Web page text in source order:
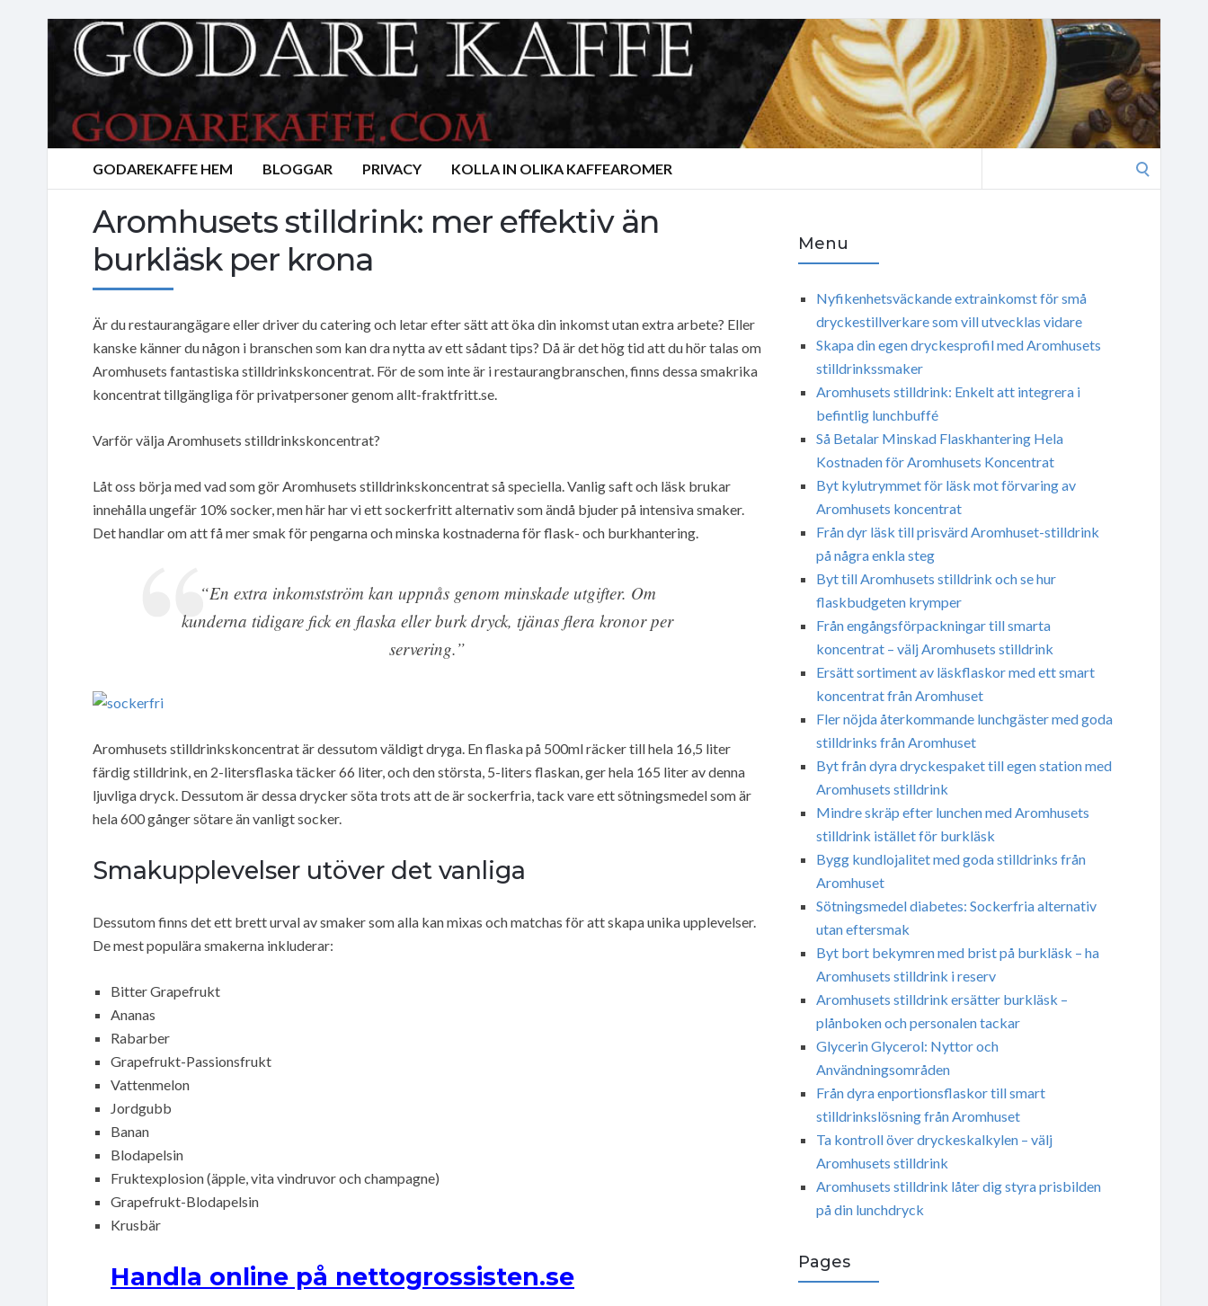
GODAREKAFFE HEM BLOGGAR PRIVACY KOLLA IN OLIKA KAFFEAROMER
Aromhusets stilldrink: mer effektiv än
burkläsk per krona
Är du restaurangägare eller driver du catering och letar efter sätt att öka din inkomst utan extra arbete? Eller
kanske känner du någon i branschen som kan dra nytta av ett sådant tips? Då är det hög tid att du hör talas om
Aromhusets fantastiska stilldrinkskoncentrat. För de som inte är i restaurangbranschen, finns dessa smakrika
koncentrat tillgängliga för privatpersoner genom allt-fraktfritt.se.
Varför välja Aromhusets stilldrinkskoncentrat?
Låt oss börja med vad som gör Aromhusets stilldrinkskoncentrat så speciella. Vanlig saft och läsk brukar
innehålla ungefär 10% socker, men här har vi ett sockerfritt alternativ som ändå bjuder på intensiva smaker.
Det handlar om att få mer smak för pengarna och minska kostnaderna för flask- och burkhantering.
“En extra inkomstström kan uppnås genom minskade utgifter. Om
kunderna tidigare fick en flaska eller burk dryck, tjänas flera kronor per
servering.”
Aromhusets stilldrinkskoncentrat är dessutom väldigt dryga. En flaska på 500ml räcker till hela 16,5 liter
färdig stilldrink, en 2-litersflaska täcker 66 liter, och den största, 5-liters flaskan, ger hela 165 liter av denna
ljuvliga dryck. Dessutom är dessa drycker söta trots att de är sockerfria, tack vare ett sötningsmedel som är
hela 600 gånger sötare än vanligt socker.
Smakupplevelser utöver det vanliga
Dessutom finns det ett brett urval av smaker som alla kan mixas och matchas för att skapa unika upplevelser.
De mest populära smakerna inkluderar:
Bitter Grapefrukt
Ananas
Rabarber
Grapefrukt-Passionsfrukt
Vattenmelon
Jordgubb
Banan
Blodapelsin
Fruktexplosion (äpple, vita vindruvor och champagne)
Grapefrukt-Blodapelsin
Krusbär
Handla online på nettogrossisten.se
Menu
Nyfikenhetsväckande extrainkomst för små
dryckestillverkare som vill utvecklas vidare
Skapa din egen dryckesprofil med Aromhusets
stilldrinkssmaker
Aromhusets stilldrink: Enkelt att integrera i
befintlig lunchbuffé
Så Betalar Minskad Flaskhantering Hela
Kostnaden för Aromhusets Koncentrat
Byt kylutrymmet för läsk mot förvaring av
Aromhusets koncentrat
Från dyr läsk till prisvärd Aromhuset-stilldrink
på några enkla steg
Byt till Aromhusets stilldrink och se hur
flaskbudgeten krymper
Från engångsförpackningar till smarta
koncentrat – välj Aromhusets stilldrink
Ersätt sortiment av läskflaskor med ett smart
koncentrat från Aromhuset
Fler nöjda återkommande lunchgäster med goda
stilldrinks från Aromhuset
Byt från dyra dryckespaket till egen station med
Aromhusets stilldrink
Mindre skräp efter lunchen med Aromhusets
stilldrink istället för burkläsk
Bygg kundlojalitet med goda stilldrinks från
Aromhuset
Sötningsmedel diabetes: Sockerfria alternativ
utan eftersmak
Byt bort bekymren med brist på burkläsk – ha
Aromhusets stilldrink i reserv
Aromhusets stilldrink ersätter burkläsk –
plånboken och personalen tackar
Glycerin Glycerol: Nyttor och
Användningsområden
Från dyra enportionsflaskor till smart
stilldrinkslösning från Aromhuset
Ta kontroll över dryckeskalkylen – välj
Aromhusets stilldrink
Aromhusets stilldrink låter dig styra prisbilden
på din lunchdryck
Pages